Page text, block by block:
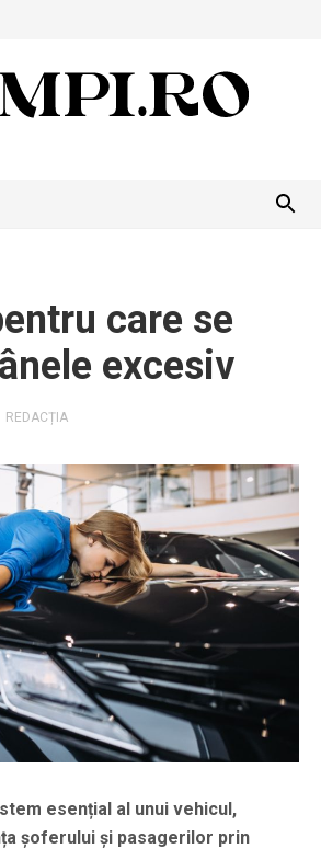
care se
excesiv
REDACȚIA
esențial al unui vehicul,
șoferului și pasagerilor prin